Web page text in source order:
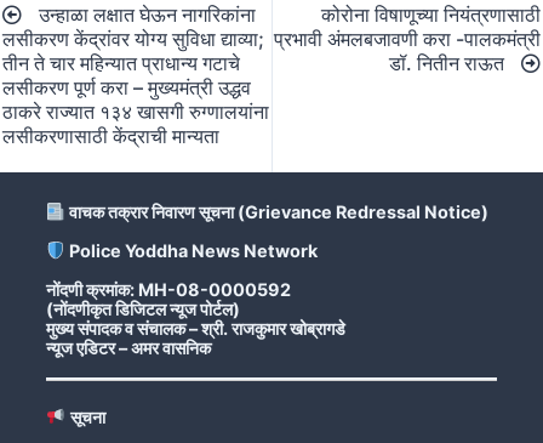
navigation
उन्हाळा लक्षात घेऊन नागरिकांना
लसीकरण केंद्रांवर योग्य सुविधा द्याव्या;
तीन ते चार महिन्यात प्राधान्य गटाचे
लसीकरण पूर्ण करा – मुख्यमंत्री उद्धव
ठाकरे राज्यात १३४ खासगी रुग्णालयांना
लसीकरणासाठी केंद्राची मान्यता
कोरोना विषाणूच्या नियंत्रणासाठी
प्रभावी अंमलबजावणी करा -पालकमंत्री
डॉ. नितीन राऊत
वाचक तक्रार निवारण सूचना (Grievance Redressal Notice)
Police Yoddha News Network
नोंदणी क्रमांक: MH-08-0000592
(नोंदणीकृत डिजिटल न्यूज पोर्टल)
मुख्य संपादक व संचालक – श्री. राजकुमार खोब्रागडे
न्यूज एडिटर – अमर वासनिक
सूचना